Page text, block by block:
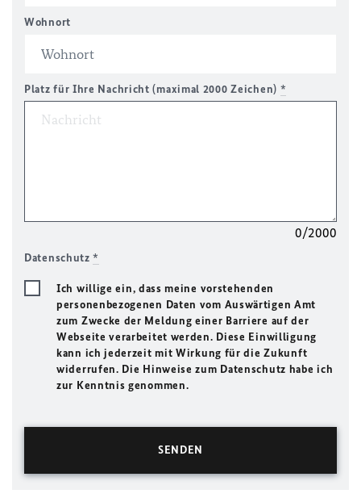
Wohnort
Platz für Ihre Nachricht (maximal 2000 Zeichen) *
0/2000
Datenschutz*
Ich willige ein, dass meine vorstehenden
personenbezogenen Daten vom Auswärtigen Amt
zum Zwecke der Meldung einer Barriere auf der
Webseite verarbeitet werden. Diese Einwilligung
kann ich jederzeit mit Wirkung für die Zukunft
widerrufen. Die Hinweise zum Datenschutz habe ich
zur Kenntnis genommen.